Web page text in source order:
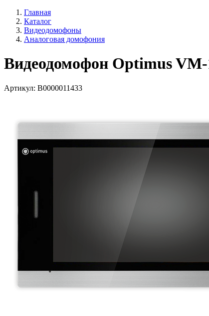
Главная
Каталог
Видеодомофоны
Аналоговая домофония
Видеодомофон Optimus
Артикул: В0000011433